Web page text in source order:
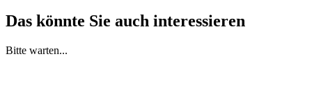
Das könnte Sie auch interessieren
Bitte warten...